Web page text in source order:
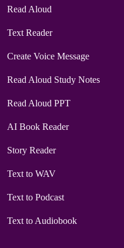
Read Aloud
Text Reader
Create Voice Message
Read Aloud Study Notes
Read Aloud PPT
AI Book Reader
Story Reader
Text to WAV
Text to Podcast
Text to Audiobook